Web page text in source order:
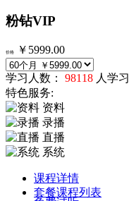
粉钻VIP
价格 ￥5999.00
学习人数： 98118 人学习
特色服务:
资料
录播
直播
系统
课程详情
套餐课程列表